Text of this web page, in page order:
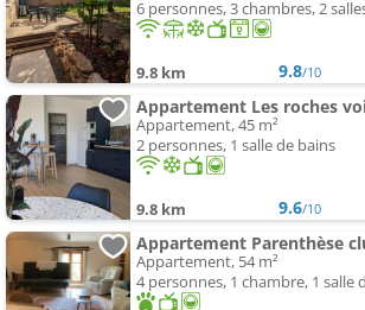
6 personnes, 3 chambres, 2
9.8 km 9.8/10
Appartement Les roches
Appartement, 45 m²
2 personnes, 1 salle de bains
9.8 km 9.6/10
Appartement Parenthèse
Appartement, 54 m²
4 personnes, 1 chambre, 1 salle